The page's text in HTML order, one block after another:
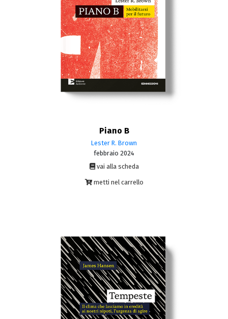
Piano B
Lester R. Brown
febbraio 2024
vai alla scheda
metti nel carrello